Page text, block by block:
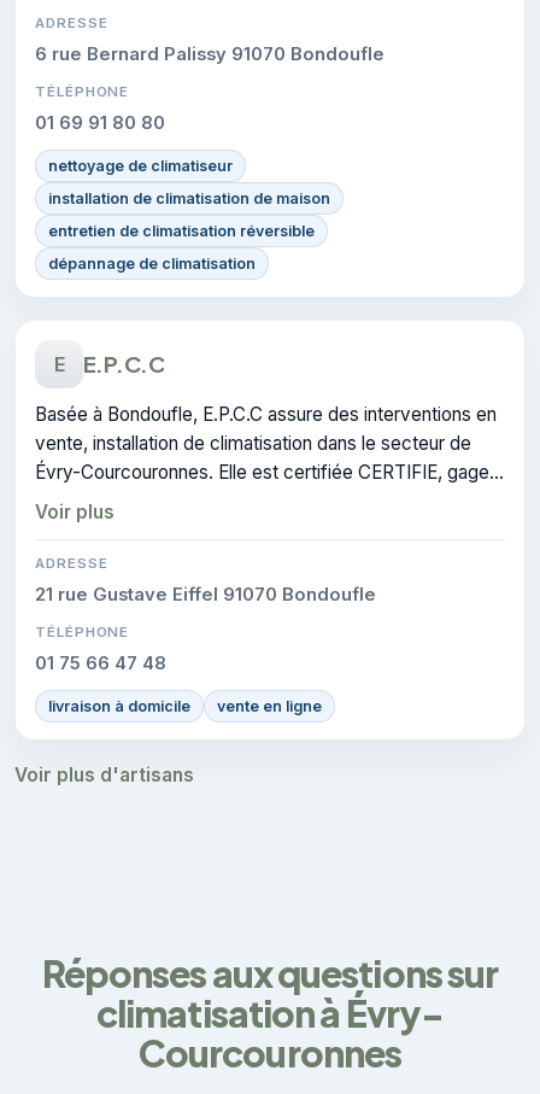
ADRESSE
6 rue Bernard Palissy 91070 Bondoufle
TÉLÉPHONE
01 69 91 80 80
nettoyage de climatiseur
installation de climatisation de maison
entretien de climatisation réversible
dépannage de climatisation
E E.P.C.C
Basée à Bondoufle, E.P.C.C assure des interventions en
vente, installation de climatisation dans le secteur de
Évry-Courcouronnes. Elle est certifiée CERTIFIE, gage
de conformité sur les interventions réalisées.
Voir plus
ADRESSE
21 rue Gustave Eiffel 91070 Bondoufle
TÉLÉPHONE
01 75 66 47 48
livraison à domicile vente en ligne
Voir plus d'artisans
Réponses aux questions sur
climatisation à Évry-
Courcouronnes